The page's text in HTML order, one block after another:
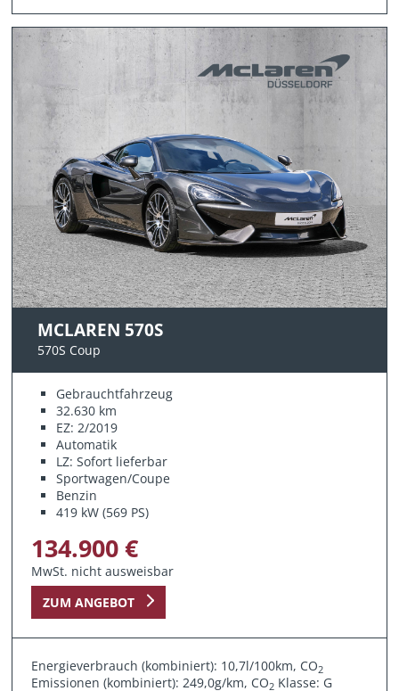
MCLAREN 570S
570S Coup
Gebrauchtfahrzeug
32.630 km
EZ: 2/2019
Automatik
LZ: Sofort lieferbar
Sportwagen/Coupe
Benzin
419 kW (569 PS)
134.900 €
MwSt. nicht ausweisbar
ZUM ANGEBOT
Energieverbrauch (kombiniert): 10,7l/100km, CO2
Emissionen (kombiniert): 249,0g/km, CO2 Klasse: G